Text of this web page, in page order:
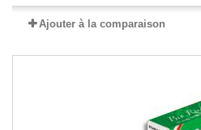
Ajouter à la comparaison